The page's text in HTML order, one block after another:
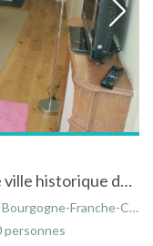
Appartement 6/8 places au centre ville historique de Beaune avec jardin.
Franche-Comté, France
personnes